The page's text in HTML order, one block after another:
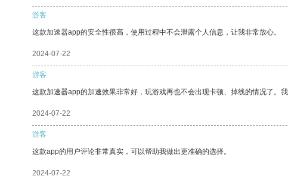
游客
这款加速器app的安全性很高，使用过程中不会泄露个人信息，让我非常放心。
2024-07-22
游客
这款加速器app的加速效果非常好，玩游戏再也不会出现卡顿、掉线的情况了。
2024-07-22
游客
这款app的用户评论非常真实，可以帮助我做出更准确的选择。
2024-07-22